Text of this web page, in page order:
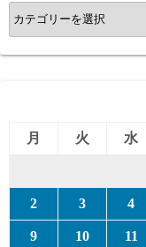
カ
テ
ゴ
月
火 水
2 3 4
9 10 11